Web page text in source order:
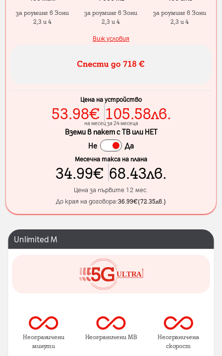
за роуминг в Зони
2,3 и 4
за роуминг в Зони
2,3 и 4
за роуминг в Зони
2,3 и 4
Виж условия
Цена на устройство
53.98€ 105.58лв.
на месец за 24 месеца
Вземи в пакет с ТВ или НЕТ
Не
Да
Месечна такса на плана
34.99€ 68.43лв.
Цена за първите 12 мес.
До края на договора:36.99€(72.35лв. )
Unlimited M
Неограничени
минути
Неограничени MB Неограничена
скорост